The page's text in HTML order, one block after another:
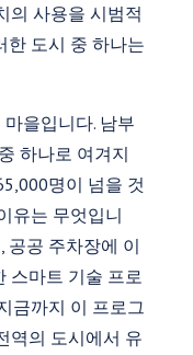
의 사용을 시범적
한 도시 중 하나는
마을입니다. 남부
하나로 여겨지
명이 넘을 것
유는 무엇입니
공공 주차장에 이
스마트 기술 프로
금까지 이 프로그
역의 도시에서 유